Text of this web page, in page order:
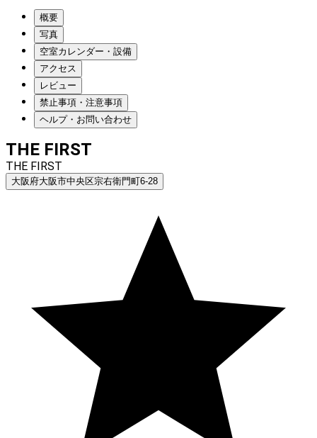
概要
写真
空室カレンダー・設備
アクセス
レビュー
禁止事項・注意事項
ヘルプ・お問い合わせ
THE FIRST
THE FIRST
大阪府大阪市中央区宗右衛門町6-28